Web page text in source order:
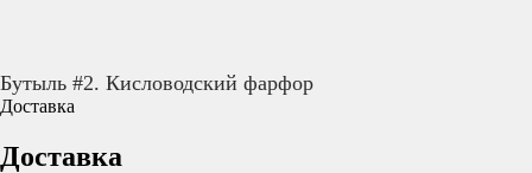
Бутыль #2. Кисловодский фарфор
Доставка
Доставка